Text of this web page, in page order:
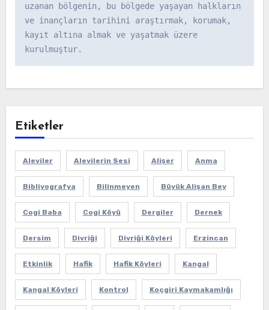
uzanan bölgenin, bu bölgede yaşayan halkların
ve inançların tarihini araştırmak, korumak,
kayıt altına almak ve yaşatmak üzere
kurulmuştur.
Etiketler
Aleviler Alevilerin Sesi Alişer Anma
Bibliyografya Bilinmeyen Büyük Alişan Bey
Cogi Baba Cogi Köyü Dergiler Dernek
Dersim Divriği Divriği Köyleri Erzincan
Etkinlik Hafik Hafik Köyleri Kangal
Kangal Köyleri Kontrol Koçgiri Kaymakamlığı